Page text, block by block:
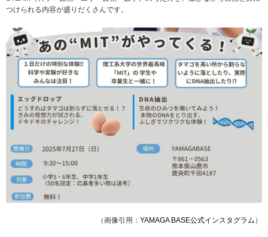
つけられる内容が盛りだくさんです。
（画像引用： YAMAGA BASE公式インスタグラム ）